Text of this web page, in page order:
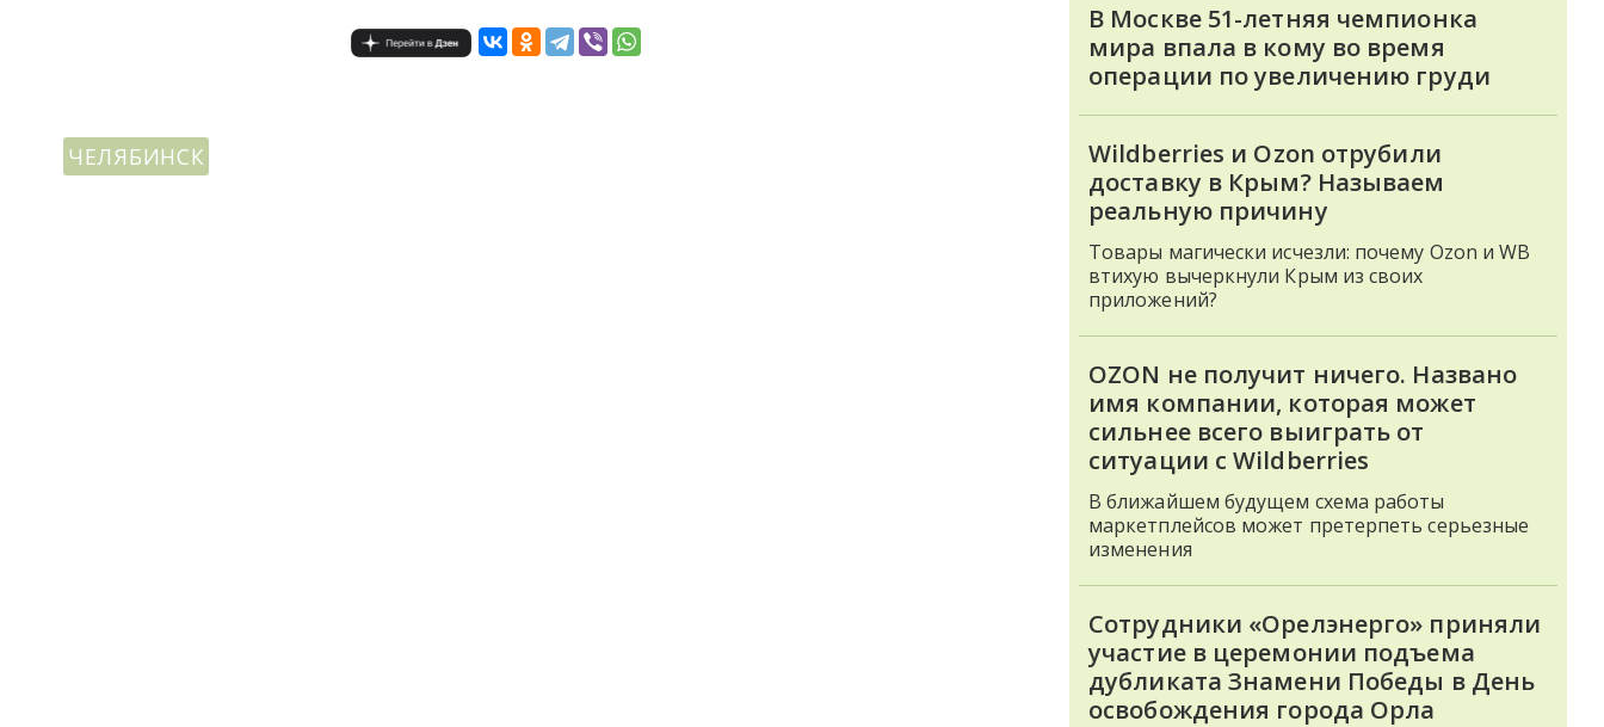
ЧЕЛЯБИНСК
В Москве 51-летняя чемпионка
мира впала в кому во время
операции по увеличению груди
Wildberries и Ozon отрубили
доставку в Крым? Называем
реальную причину
Товары магически исчезли: почему Ozon и WB
втихую вычеркнули Крым из своих
приложений?
OZON не получит ничего. Названо
имя компании, которая может
сильнее всего выиграть от
ситуации с Wildberries
В ближайшем будущем схема работы
маркетплейсов может претерпеть серьезные
изменения
Сотрудники «Орелэнерго» приняли
участие в церемонии подъема
дубликата Знамени Победы в День
освобождения города Орла